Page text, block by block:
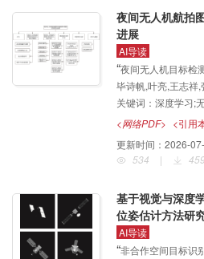
夜间无人机航拍
进展
AI导读
“夜间无人机目标检
可视化特征不足等
检测研究出发，综
模态感知融合和轻
了DroneVehicle-
域研究提供参考。”
毕诗帆,叶亮,王志祥
关键词： 深度学习;无人
<网络PDF> <引用
更新时间： 2026-
534
|
基于视觉与深度
位姿估计方法研
AI导读
“非合作空间目标识